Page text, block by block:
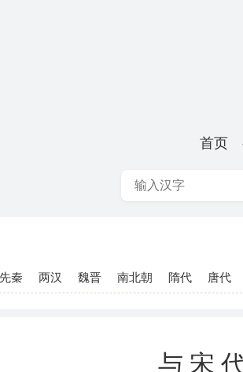
首页
先秦 两汉 魏晋 南北朝 隋代 唐代
与宋